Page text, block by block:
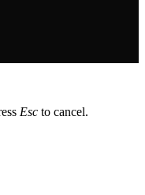
Esc to cancel.